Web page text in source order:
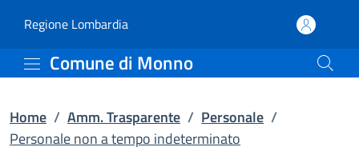
Personale non a
Regione Lombardia(apre in un'altra scheda).
Comune di Monno
Home / Amm. Trasparente / Personale /
Personale non a tempo indeterminato